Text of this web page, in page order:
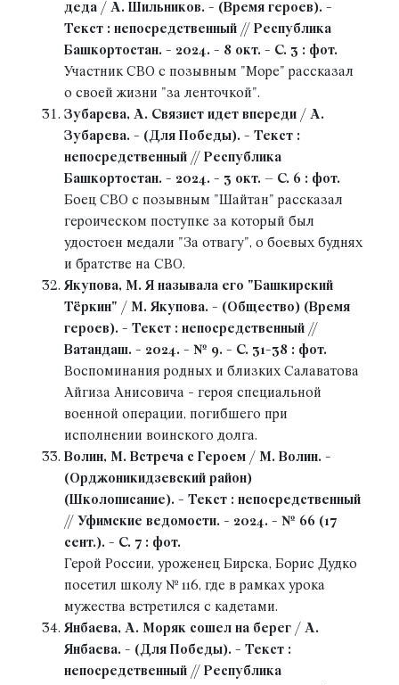
деда / А. Шильников. - (Время героев). -
Текст : непосредственный // Республика
Башкортостан. - 2024. - 8 окт. - С. 3 : фот.
Участник СВО с позывным "Море" рассказал
о своей жизни "за ленточкой".
Зубарева, А. Связист идет впереди / А.
Зубарева. - (Для Победы). - Текст :
непосредственный // Республика
Башкортостан. - 2024. - 3 окт. – С. 6 : фот.
Боец СВО с позывным "Шайтан" рассказал
героическом поступке за который был
удостоен медали "За отвагу", о боевых буднях
и братстве на СВО.
Якупова, М. Я называла его "Башкирский
Тёркин" / М. Якупова. - (Общество) (Время
героев). - Текст : непосредственный //
Ватандаш. - 2024. - № 9. - С. 31-38 : фот.
Воспоминания родных и близких Салаватова
Айгиза Анисовича - героя специальной
военной операции, погибшего при
исполнении воинского долга.
Волин, М. Встреча с Героем / М. Волин. -
(Орджоникидзевский район)
(Школописание). - Текст : непосредственный
// Уфимские ведомости. - 2024. - № 66 (17
сент.). - С. 7 : фот.
Герой России, уроженец Бирска, Борис Дудко
посетил школу № 116, где в рамках урока
мужества встретился с кадетами.
Янбаева, А. Моряк сошел на берег / А.
Янбаева. - (Для Победы). - Текст :
непосредственный // Республика